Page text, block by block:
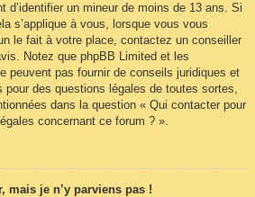
d’identifier un mineur de moins de 13 ans. Si
s’applique à vous, lorsque vous vous
le fait à votre place, contactez un conseiller
Notez que phpBB Limited et les
peuvent pas fournir de conseils juridiques et
pour des questions légales de toutes sortes,
dans la question « Qui contacter pour
concernant ce forum ? ».
mais je n’y parviens pas !